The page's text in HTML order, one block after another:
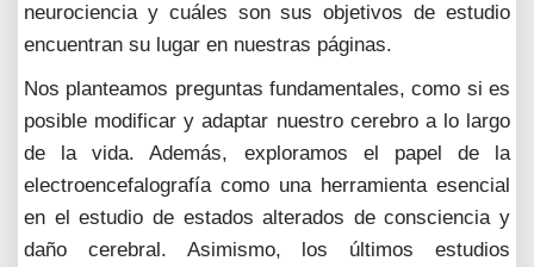
neurociencia y cuáles son sus objetivos de estudio
encuentran su lugar en nuestras páginas.
Nos planteamos preguntas fundamentales, como si es
posible modificar y adaptar nuestro cerebro a lo largo
de la vida. Además, exploramos el papel de la
electroencefalografía como una herramienta esencial
en el estudio de estados alterados de consciencia y
daño cerebral. Asimismo, los últimos estudios